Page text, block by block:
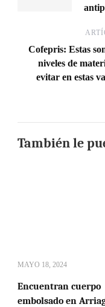
Cofepris: Estas
niveles de
evitar en estas
También le
MAYO 18, 2024
Encuentran cuerpo
embolsado en